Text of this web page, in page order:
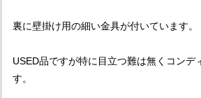
裏に壁掛け用の細い金具が付いています。
USED品ですが特に目立つ難は無くコンデ
す。